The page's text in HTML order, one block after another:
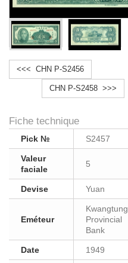
<<< CHN P-S2456
CHN P-S2458 >>>
Fiche technique
Pick № S2457
Valeur
faciale
5
Devise Yuan
Eméteur
Kwangtung
Provincial
Bank
Date 1949